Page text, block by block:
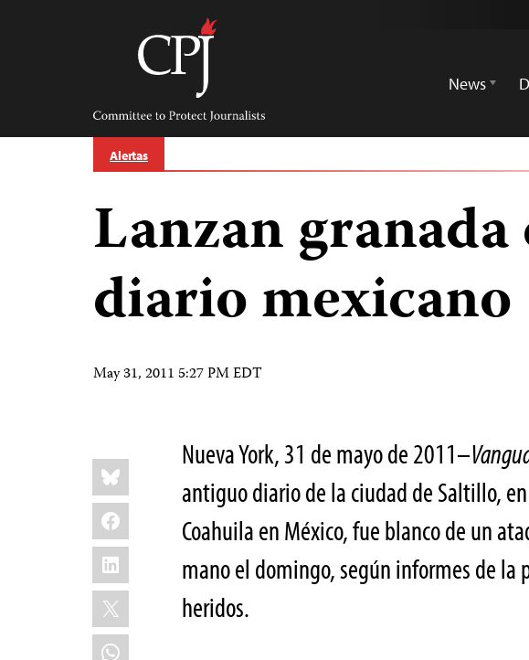
Committee
Protect
Journalists
News
Alertas
Lanzan
diario mexicano
May 31, 2011 5:27 PM EDT
Share
this:
Bluesky
Facebook
LinkedIn
X
WhatsApp
Nueva York, 31 de mayo de 2011–
antiguo diario de la ciudad de Saltillo,
Coahuila en México, fue blanco de un
mano el domingo, según informes de la
heridos.